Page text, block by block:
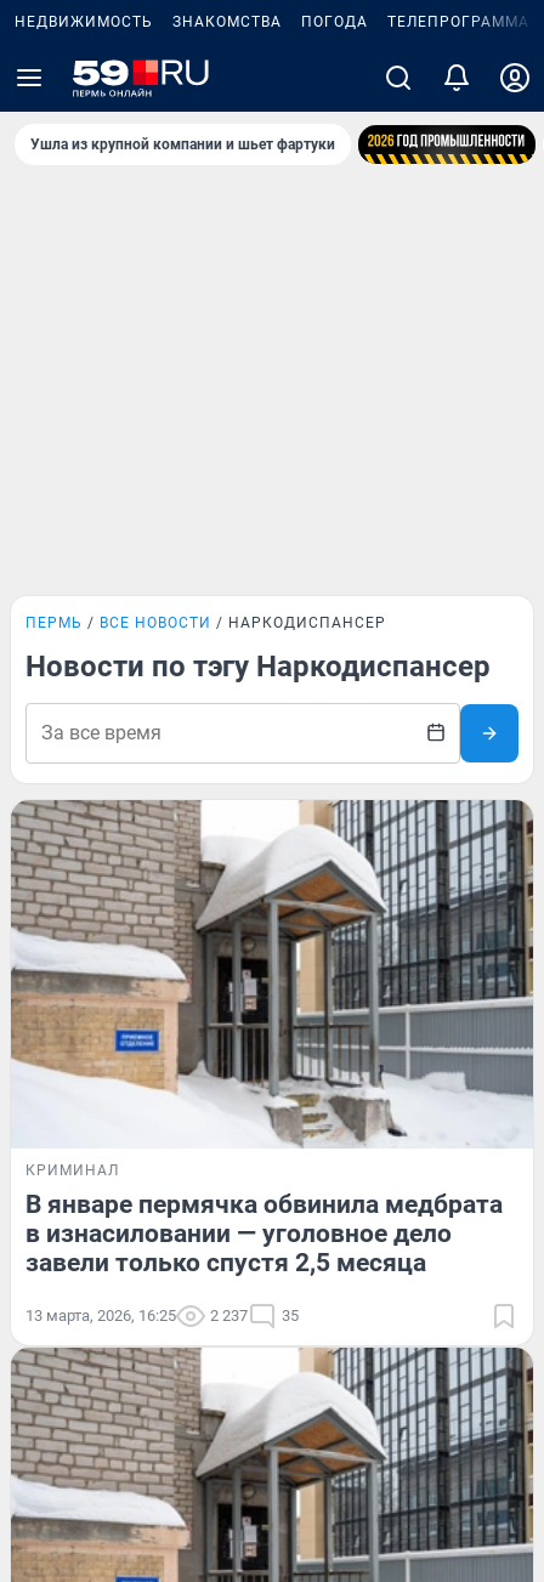
НЕДВИЖИМОСТЬ ЗНАКОМСТВА ПОГОДА ТЕЛЕПРОГРАММА
Ушла из крупной компании и шьет фартуки
ПЕРМЬ ВСЕ НОВОСТИ НАРКОДИСПАНСЕР
Новости по тэгу Наркодиспансер
КРИМИНАЛ
В январе пермячка обвинила медбрата
в изнасиловании — уголовное дело
завели только спустя 2,5 месяца
13 марта, 2026, 16:25 2 237 35